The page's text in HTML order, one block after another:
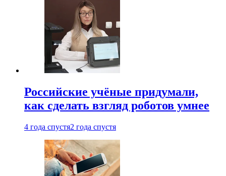
Российские учёные придумали,
как сделать взгляд роботов умнее
4 года спустя2 года спустя